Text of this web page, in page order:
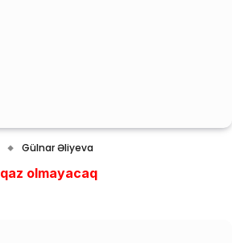
Gülnar Əliyeva
qaz olmayacaq